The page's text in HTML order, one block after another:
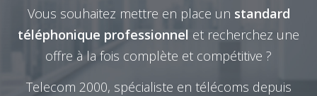
Vous souhaitez mettre en place un standard
téléphonique professionnel et recherchez une
offre à la fois complète et compétitive ?
Telecom 2000, spécialiste en télécoms depuis